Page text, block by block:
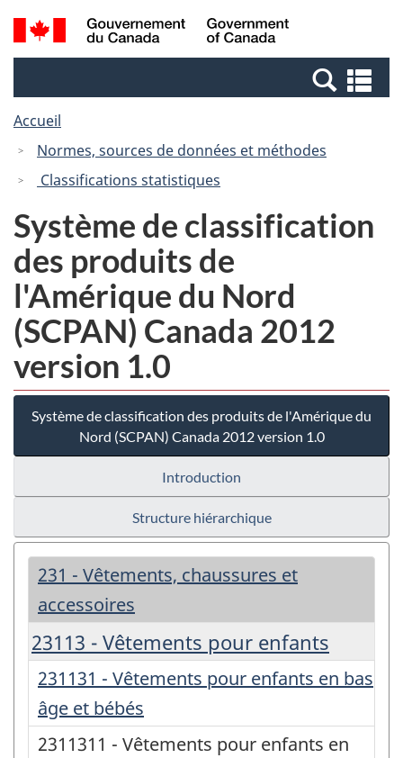
Passer
au
Passer
à
Canada
Recherche
et
et
Accueil
Normes, sources de données et méthodes
Classifications statistiques
Système de classification
des produits de
l'Amérique du Nord
(SCPAN) Canada 2012
version 1.0
Système de classification des produits de l'Amérique du
Nord (SCPAN) Canada 2012 version 1.0
Introduction
Structure hiérarchique
231 - Vêtements, chaussures et
accessoires
23113 - Vêtements pour enfants
231131 - Vêtements pour enfants en bas
âge et bébés
2311311 - Vêtements pour enfants en